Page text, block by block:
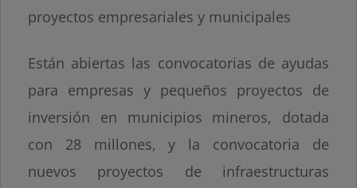
proyectos empresariales y municipales
Están abiertas las convocatorias de ayudas
para empresas y pequeños proyectos de
inversión en municipios mineros, dotada
con 28 millones, y la convocatoria de
nuevos proyectos de infraestructuras